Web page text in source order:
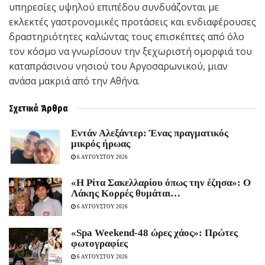
υπηρεσίες υψηλού επιπέδου συνδυάζονται με
εκλεκτές γαστρονομικές προτάσεις και ενδιαφέρουσες
δραστηριότητες καλώντας τους επισκέπτες από όλο
τον κόσμο να γνωρίσουν την ξεχωριστή ομορφιά του
καταπράσινου νησιού του Αργοσαρωνικού, μιαν
ανάσα μακριά από την Αθήνα.
Σχετικά Άρθρα
Εντάν Αλεξάντερ: Ένας πραγματικός
μικρός ήρωας
6 ΑΥΓΟΥΣΤΟΥ 2026
«Η Ρίτα Σακελλαρίου όπως την έζησα»: Ο
Λάκης Κορρές θυμάται…
6 ΑΥΓΟΥΣΤΟΥ 2026
«Spa Weekend-48 ώρες χάος»: Πρώτες
φωτογραφίες
6 ΑΥΓΟΥΣΤΟΥ 2026